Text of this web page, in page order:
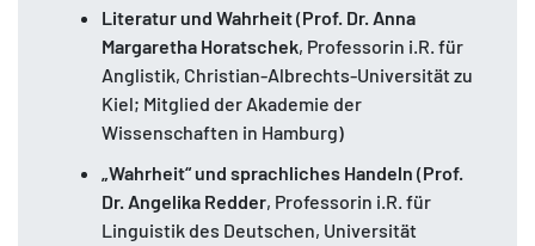
Literatur und Wahrheit(Prof. Dr. Anna
Margaretha Horatschek, Professorin i.R. für
Anglistik, Christian-Albrechts-Universität zu
Kiel; Mitglied der Akademie der
Wissenschaften in Hamburg)
„Wahrheit“ und sprachliches Handeln (Prof.
Dr. Angelika Redder, Professorin i.R. für
Linguistik des Deutschen, Universität